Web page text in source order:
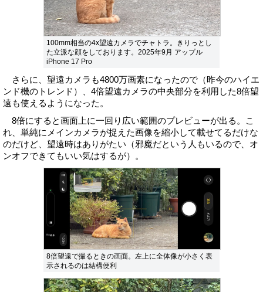
100mm相当の4x望遠カメラでチャトラ。きりっとし
た立派な顔をしております。2025年9月 アップル
iPhone 17 Pro
さらに、望遠カメラも4800万画素になったので（昨今のハイエ
ンド機のトレンド）、4倍望遠カメラの中央部分を利用した8倍望
遠も使えるようになった。
8倍にすると画面上に一回り広い範囲のプレビューが出る。こ
れ、単純にメインカメラが捉えた画像を縮小して載せてるだけな
のだけど、望遠時はありがたい（邪魔だという人もいるので、オ
ンオフできてもいい気はするが）。
8倍望遠で撮るときの画面。左上に全体像が小さく表
示されるのは結構便利